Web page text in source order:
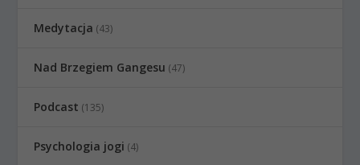
Medytacja (43)
Nad Brzegiem Gangesu (47)
Podcast (135)
Psychologia jogi (4)